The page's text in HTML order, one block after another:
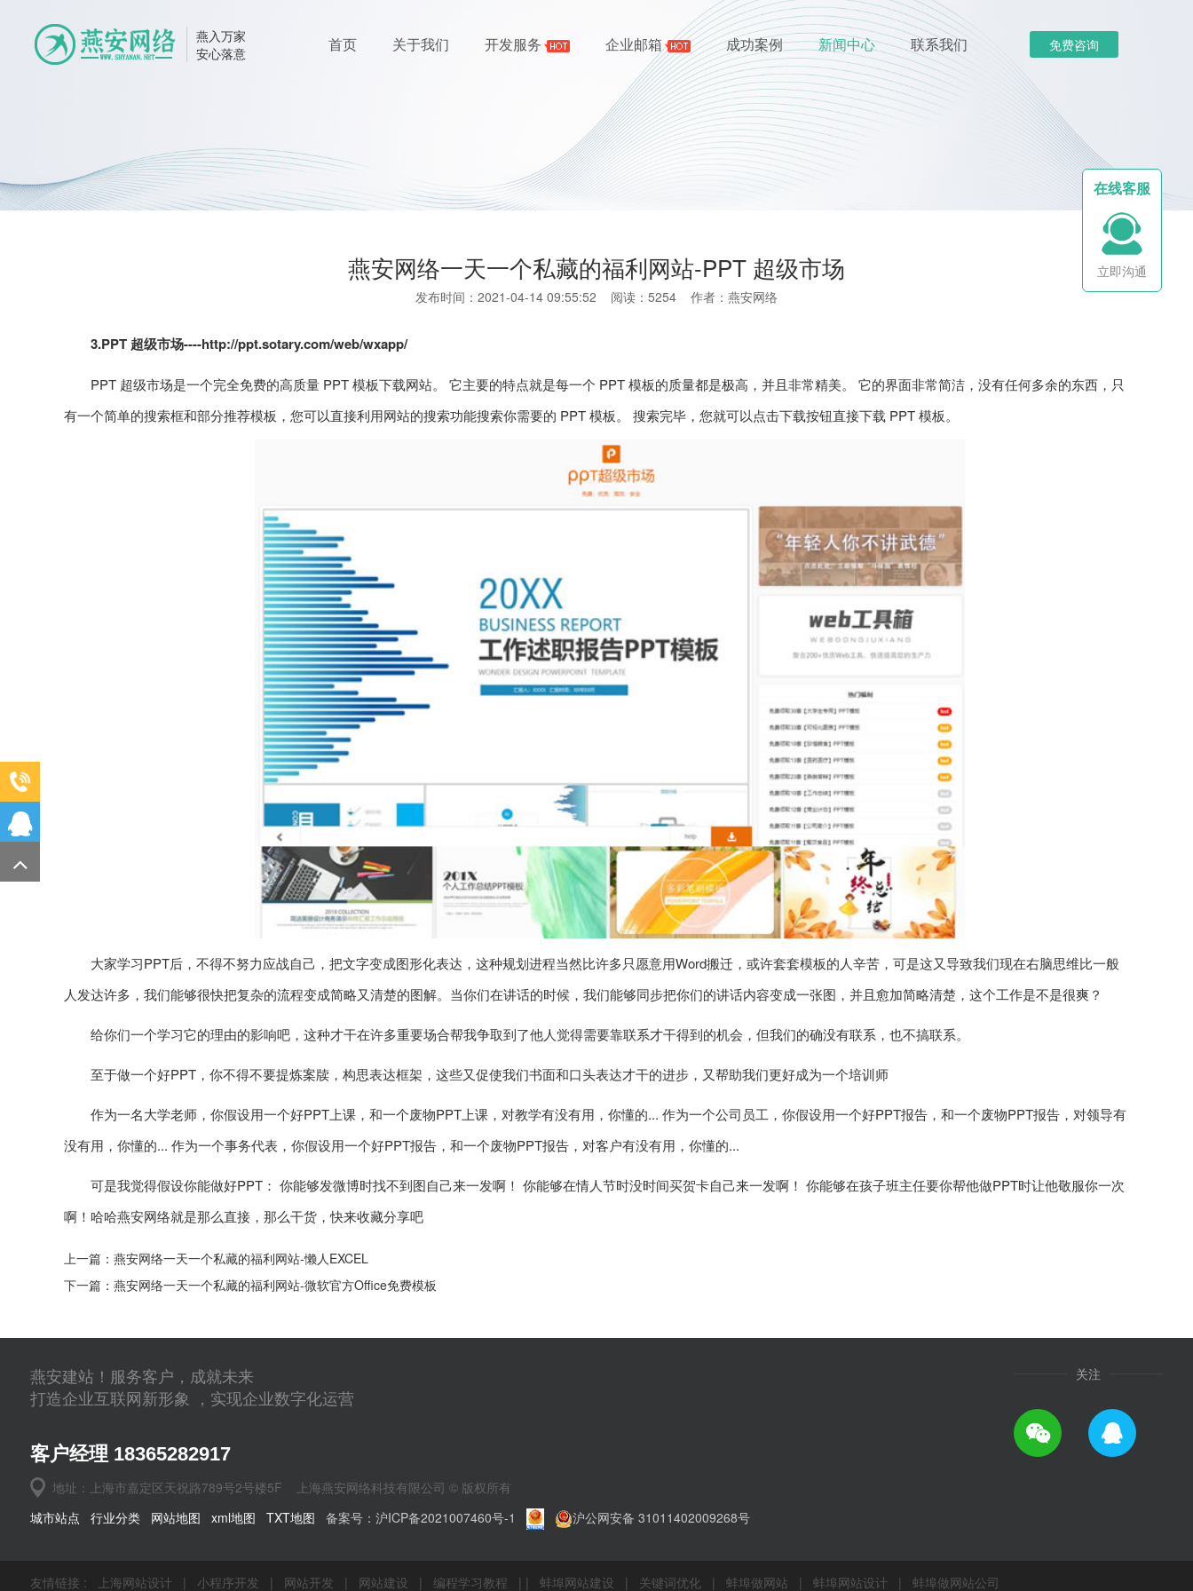
燕入万家
安心落意
首页 关于我们 开发服务 企业邮箱 成功案例 新闻中心 联系我们 免费咨询
燕安网络一天一个私藏的福利网站-PPT 超级市场
发布时间：2021-04-14 09:55:52 阅读：5254 作者：燕安网络
3.PPT 超级市场----http://ppt.sotary.com/web/wxapp/
PPT 超级市场是一个完全免费的高质量 PPT 模板下载网站。 它主要的特点就是每一个 PPT 模板的质量都是极高，并且非常精美。 它的界面非常简洁，没有任何多余的东西，只
有一个简单的搜索框和部分推荐模板，您可以直接利用网站的搜索功能搜索你需要的 PPT 模板。 搜索完毕，您就可以点击下载按钮直接下载 PPT 模板。
大家学习PPT后，不得不努力应战自己，把文字变成图形化表达，这种规划进程当然比许多只愿意用Word搬迁，或许套套模板的人辛苦，可是这又导致我们现在右脑思维比一般
人发达许多，我们能够很快把复杂的流程变成简略又清楚的图解。当你们在讲话的时候，我们能够同步把你们的讲话内容变成一张图，并且愈加简略清楚，这个工作是不是很爽？
给你们一个学习它的理由的影响吧，这种才干在许多重要场合帮我争取到了他人觉得需要靠联系才干得到的机会，但我们的确没有联系，也不搞联系。
至于做一个好PPT，你不得不要提炼案牍，构思表达框架，这些又促使我们书面和口头表达才干的进步，又帮助我们更好成为一个培训师
作为一名大学老师，你假设用一个好PPT上课，和一个废物PPT上课，对教学有没有用，你懂的... 作为一个公司员工，你假设用一个好PPT报告，和一个废物PPT报告，对领导有
没有用，你懂的... 作为一个事务代表，你假设用一个好PPT报告，和一个废物PPT报告，对客户有没有用，你懂的...
可是我觉得假设你能做好PPT： 你能够发微博时找不到图自己来一发啊！ 你能够在情人节时没时间买贺卡自己来一发啊！ 你能够在孩子班主任要你帮他做PPT时让他敬服你一次
啊！哈哈燕安网络就是那么直接，那么干货，快来收藏分享吧
上一篇： 燕安网络一天一个私藏的福利网站-懒人EXCEL
下一篇： 燕安网络一天一个私藏的福利网站-微软官方Office免费模板
燕安建站！服务客户，成就未来
打造企业互联网新形象 ，实现企业数字化运营
客户经理 18365282917
地址：上海市嘉定区天祝路789号2号楼5F 上海燕安网络科技有限公司 © 版权所有
城市站点
行业分类 网站地图 xml地图 TXT地图 备案号：沪ICP备2021007460号-1 沪公网安备 31011402009268号
关注
友情链接 : 上海网站设计 | 小程序开发 | 网站开发 | 网站建设 | 编程学习教程 | | 蚌埠网站建设 | 关键词优化 | 蚌埠做网站 | 蚌埠网站设计 | 蚌埠做网站公司
在线客服
立即沟通